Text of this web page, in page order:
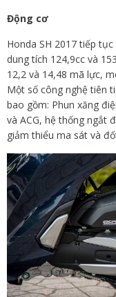
Động cơ
Honda SH 2017 tiếp
dung tích 124,9cc và
12,2 và 14,48 mã lực,
Một số công nghệ tiên
bao gồm: Phun xăng
và ACG, hệ thống ngắt
giảm thiểu ma sát và